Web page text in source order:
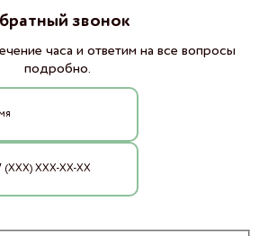
звонок
часа и ответим на все вопросы
подробно.